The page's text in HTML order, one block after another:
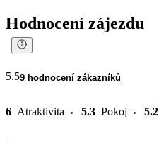
Hodnocení zájezdu
5.59 hodnocení zákazníků
6 Atraktivita 5.3 Pokoj 5.2